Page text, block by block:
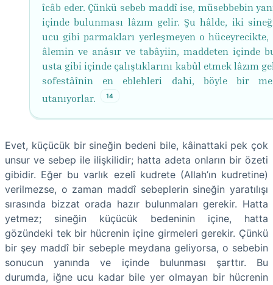
îcâb eder. Çünkü sebeb maddî ise, müsebbebin
içinde bulunması lâzım gelir. Şu hâlde, iki
ucu gibi parmakları yerleşmeyen o hüceyrecikte,
âlemin ve anâsır ve tabâyiin, maddeten içinde
usta gibi içinde çalıştıklarını kabûl etmek lâzım
sofestâînin en eblehleri dahi, böyle bir
utanıyorlar.
14
Evet, küçücük bir sineğin bedeni bile, kâinattaki pek çok
unsur ve sebep ile ilişkilidir; hatta adeta onların bir özeti
gibidir. Eğer bu varlık ezelî kudrete (Allah’ın kudretine)
verilmezse, o zaman maddî sebeplerin sineğin yaratılışı
sırasında bizzat orada hazır bulunmaları gerekir. Hatta
yetmez; sineğin küçücük bedeninin içine, hatta
gözündeki tek bir hücrenin içine girmeleri gerekir. Çünkü
bir şey maddî bir sebeple meydana geliyorsa, o sebebin
sonucun yanında ve içinde bulunması şarttır. Bu
durumda, iğne ucu kadar bile yer olmayan bir hücrenin